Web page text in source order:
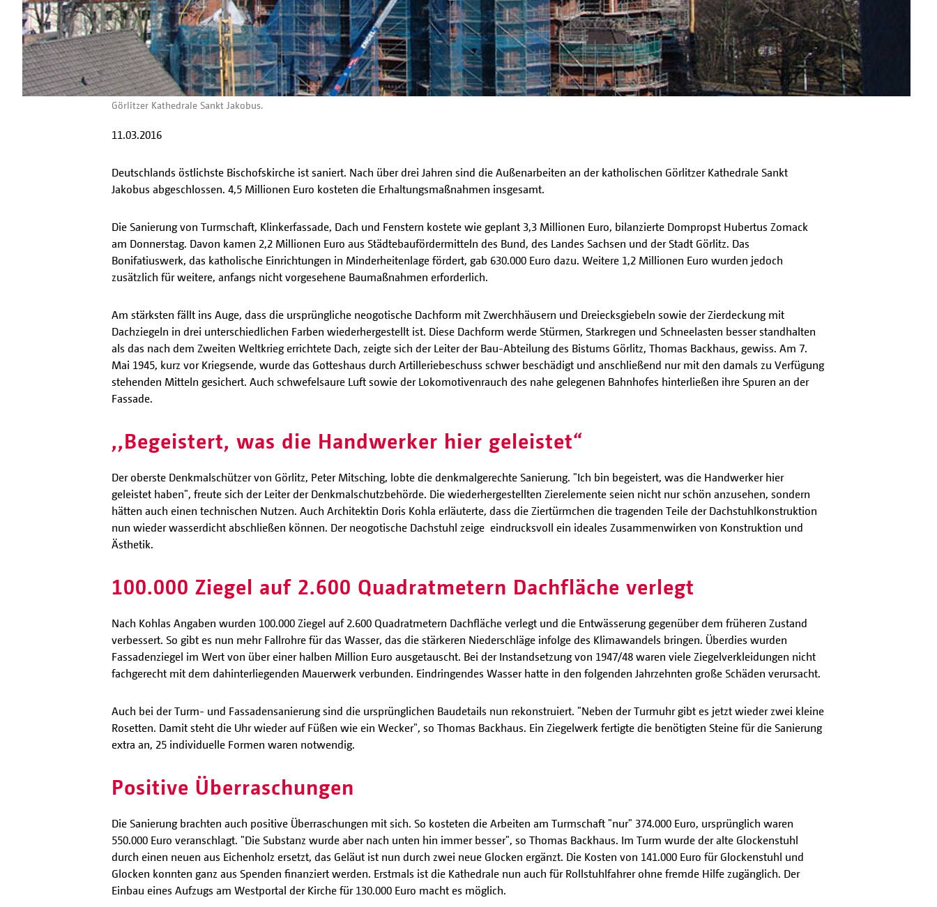
Görlitzer Kathedrale Sankt Jakobus.
11.03.2016
Deutschlands östlichste Bischofskirche ist saniert. Nach über drei Jahren sind die Außenarbeiten an der katholischen Görlitzer Kathedrale Sankt
Jakobus abgeschlossen. 4,5 Millionen Euro kosteten die Erhaltungsmaßnahmen insgesamt.
Die Sanierung von Turmschaft, Klinkerfassade, Dach und Fenstern kostete wie geplant 3,3 Millionen Euro, bilanzierte Dompropst Hubertus Zomack
am Donnerstag. Davon kamen 2,2 Millionen Euro aus Städtebaufördermitteln des Bund, des Landes Sachsen und der Stadt Görlitz. Das
Bonifatiuswerk, das katholische Einrichtungen in Minderheitenlage fördert, gab 630.000 Euro dazu. Weitere 1,2 Millionen Euro wurden jedoch
zusätzlich für weitere, anfangs nicht vorgesehene Baumaßnahmen erforderlich.
Am stärksten fällt ins Auge, dass die ursprüngliche neogotische Dachform mit Zwerchhäusern und Dreiecksgiebeln sowie der Zierdeckung mit
Dachziegeln in drei unterschiedlichen Farben wiederhergestellt ist. Diese Dachform werde Stürmen, Starkregen und Schneelasten besser standhalten
als das nach dem Zweiten Weltkrieg errichtete Dach, zeigte sich der Leiter der Bau-Abteilung des Bistums Görlitz, Thomas Backhaus, gewiss. Am 7.
Mai 1945, kurz vor Kriegsende, wurde das Gotteshaus durch Artilleriebeschuss schwer beschädigt und anschließend nur mit den damals zu Verfügung
stehenden Mitteln gesichert. Auch schwefelsaure Luft sowie der Lokomotivenrauch des nahe gelegenen Bahnhofes hinterließen ihre Spuren an der
Fassade.
,,Begeistert, was die Handwerker hier geleistet“
Der oberste Denkmalschützer von Görlitz, Peter Mitsching, lobte die denkmalgerechte Sanierung. "Ich bin begeistert, was die Handwerker hier
geleistet haben", freute sich der Leiter der Denkmalschutzbehörde. Die wiederhergestellten Zierelemente seien nicht nur schön anzusehen, sondern
hätten auch einen technischen Nutzen. Auch Architektin Doris Kohla erläuterte, dass die Ziertürmchen die tragenden Teile der Dachstuhlkonstruktion
nun wieder wasserdicht abschließen können. Der neogotische Dachstuhl zeige eindrucksvoll ein ideales Zusammenwirken von Konstruktion und
Ästhetik.
100.000 Ziegel auf 2.600 Quadratmetern Dachfläche verlegt
Nach Kohlas Angaben wurden 100.000 Ziegel auf 2.600 Quadratmetern Dachfläche verlegt und die Entwässerung gegenüber dem früheren Zustand
verbessert. So gibt es nun mehr Fallrohre für das Wasser, das die stärkeren Niederschläge infolge des Klimawandels bringen. Überdies wurden
Fassadenziegel im Wert von über einer halben Million Euro ausgetauscht. Bei der Instandsetzung von 1947/48 waren viele Ziegelverkleidungen nicht
fachgerecht mit dem dahinterliegenden Mauerwerk verbunden. Eindringendes Wasser hatte in den folgenden Jahrzehnten große Schäden verursacht.
Auch bei der Turm- und Fassadensanierung sind die ursprünglichen Baudetails nun rekonstruiert. "Neben der Turmuhr gibt es jetzt wieder zwei kleine
Rosetten. Damit steht die Uhr wieder auf Füßen wie ein Wecker", so Thomas Backhaus. Ein Ziegelwerk fertigte die benötigten Steine für die Sanierung
extra an, 25 individuelle Formen waren notwendig.
Positive Überraschungen
Die Sanierung brachten auch positive Überraschungen mit sich. So kosteten die Arbeiten am Turmschaft "nur" 374.000 Euro, ursprünglich waren
550.000 Euro veranschlagt. "Die Substanz wurde aber nach unten hin immer besser", so Thomas Backhaus. Im Turm wurde der alte Glockenstuhl
durch einen neuen aus Eichenholz ersetzt, das Geläut ist nun durch zwei neue Glocken ergänzt. Die Kosten von 141.000 Euro für Glockenstuhl und
Glocken konnten ganz aus Spenden finanziert werden. Erstmals ist die Kathedrale nun auch für Rollstuhlfahrer ohne fremde Hilfe zugänglich. Der
Einbau eines Aufzugs am Westportal der Kirche für 130.000 Euro macht es möglich.